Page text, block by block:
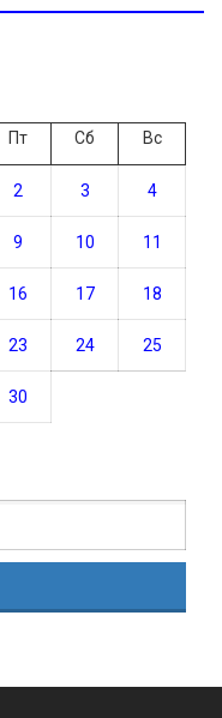
Пт Сб Вс
2 3 4
9 10 11
16 17 18
23 24 25
30